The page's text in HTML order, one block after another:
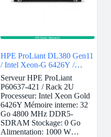
HPE ProLiant DL380 Gen11
/ Intel Xeon-G 6426Y /
32GB
Serveur HPE ProLiant
P60637-421 / Rack 2U
Processeur: Intel Xeon Gold
6426Y Mémoire interne: 32
Go 4800 MHz DDR5-
SDRAM Stockage: 0 Go
Alimentation: 1000 W…